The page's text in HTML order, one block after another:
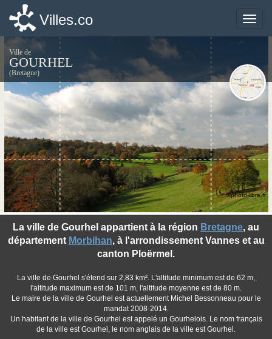
Toggle
Villes.co
Ville de
GOURHEL
(Bretagne)
La ville de Gourhel appartient à la région Bretagne, au
département Morbihan, à l'arrondissement Vannes et au
canton Ploërmel.
La ville de Gourhel s'étend sur 2,83 km². L'altitude minimum est de 62 m,
l'altitude maximum est de 101 m, l'altitude moyenne est de 80 m.
Le maire de la ville de Gourhel est actuellement Michel Bessonneau pour le
mandat 2008-2014.
Un habitant de la ville de Gourhel est appelé un Gourhelois. Le nom français
de la ville est Gourhel, le nom anglais de la ville est Gourhel.
©photo-libre.fr
Toggle
Villes.co